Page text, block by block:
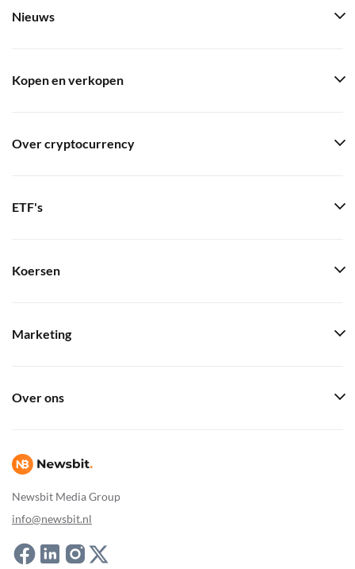
Newsbit Media Group
info@newsbit.nl
Nieuws
Kopen en verkopen
Over cryptocurrency
ETF's
Koersen
Marketing
Over ons